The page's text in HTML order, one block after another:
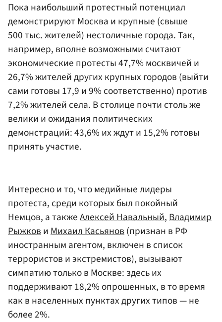
Пока наибольший протестный потенциал
демонстрируют Москва и крупные (свыше
500 тыс. жителей) нестоличные города. Так,
например, вполне возможными считают
экономические протесты 47,7% москвичей и
26,7% жителей других крупных городов (выйти
сами готовы 17,9 и 9% соответственно) против
7,2% жителей села. В столице почти столь же
велики и ожидания политических
демонстраций: 43,6% их ждут и 15,2% готовы
принять участие.
Интересно и то, что медийные лидеры
протеста, среди которых был покойный
Немцов, а такжеАлексей Навальный,Владимир
РыжковиМихаил Касьянов(признан в РФ
иностранным агентом, включен в список
террористов и экстремистов), вызывают
симпатию только в Москве: здесь их
поддерживают 18,2% опрошенных, в то время
как в населенных пунктах других типов — не
более 2%.